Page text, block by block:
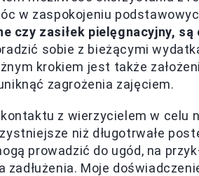
w zaspokojeniu
czy zasiłek pielęgnacyjny,
sobie z bieżącymi
krokiem jest także
zagrożenia zajęciem.
z wierzycielem w celu
niż długotrwałe
prowadzić do ugód, na
Moje